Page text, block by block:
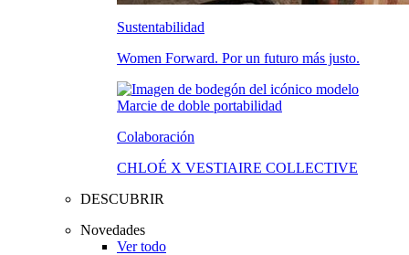
Sustentabilidad
Women Forward. Por un futuro más justo.
Colaboración
CHLOÉ X VESTIAIRE COLLECTIVE
DESCUBRIR
Novedades
Ver todo